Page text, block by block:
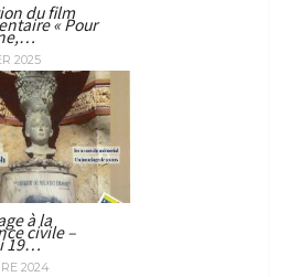
du film
« Pour
2025
à la
civile –
19…
2024